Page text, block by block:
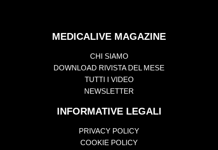
MEDICALIVE MAGAZINE
CHI SIAMO
DOWNLOAD RIVISTA DEL MESE
TUTTI I VIDEO
NEWSLETTER
INFORMATIVE LEGALI
PRIVACY POLICY
COOKIE POLICY